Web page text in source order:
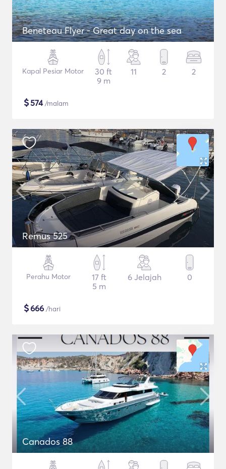
Beneteau Flyer - Great day on the sea
Kapal Pesiar Motor
30 ft
9 m
11 2 2
$574/malam
Remus 525
Perahu Motor
17 ft
5 m
6 Jelajah 0
$666 /hari
Canados 88